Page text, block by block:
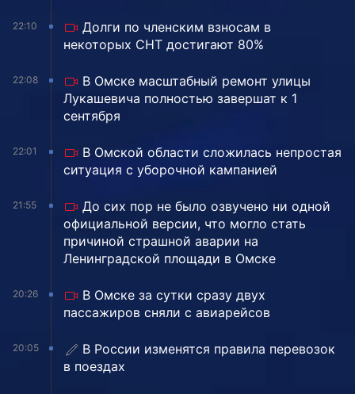
22:10
Долги по членским взносам в
некоторых СНТ достигают 80%
22:08
В Омске масштабный ремонт улицы
Лукашевича полностью завершат к 1
сентября
22:01
В Омской области сложилась непростая
ситуация с уборочной кампанией
21:55
До сих пор не было озвучено ни одной
официальной версии, что могло стать
причиной страшной аварии на
Ленинградской площади в Омске
20:26
В Омске за сутки сразу двух
пассажиров сняли с авиарейсов
20:05
В России изменятся правила перевозок
в поездах